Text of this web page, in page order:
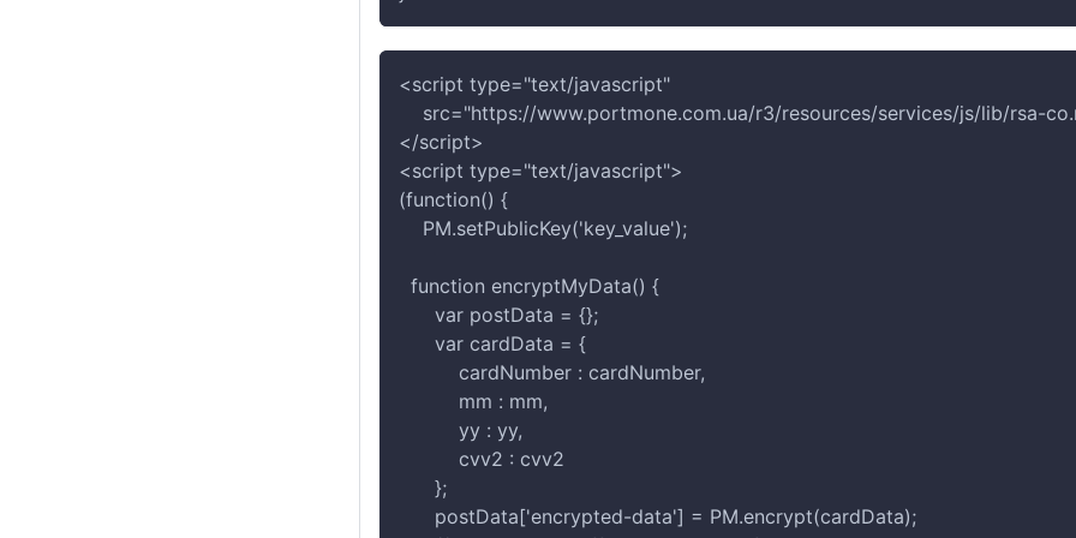
<script type="text/javascript"
src="https://www.portmone.com.ua/r3/resources/services/js/lib/rsa-
</script>
<script type="text/javascript">
(function() {
    PM.setPublicKey('key_value');
  function encryptMyData() {
      var postData = {};
      var cardData = {
          cardNumber : cardNumber,
          mm : mm,
          yy : yy,
          cvv2 : cvv2
      };
      postData['encrypted-data'] = PM.encrypt(cardData);